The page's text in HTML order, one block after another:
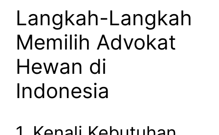
Langkah-Langkah
Memilih Advokat
Hewan di
Indonesia